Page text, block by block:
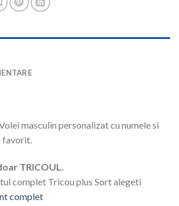
masculin personalizat cu numele si
favorit.
TRICOUL.
complet Tricou plus Sort alegeti
complet